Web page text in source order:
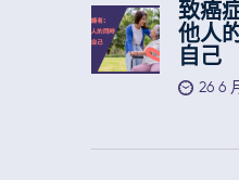
致癌
他人
自己
26 6